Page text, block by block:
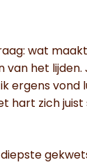
wat
het lijden.
ergens vond
hart zich